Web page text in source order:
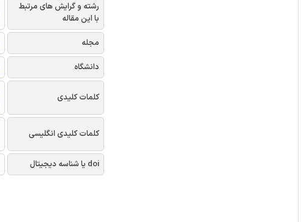
رشته و گرایش های مرتبط
با این مقاله
مجله
دانشگاه
کلمات کلیدی
کلمات کلیدی انگلیسی
doi یا شناسه دیجیتال